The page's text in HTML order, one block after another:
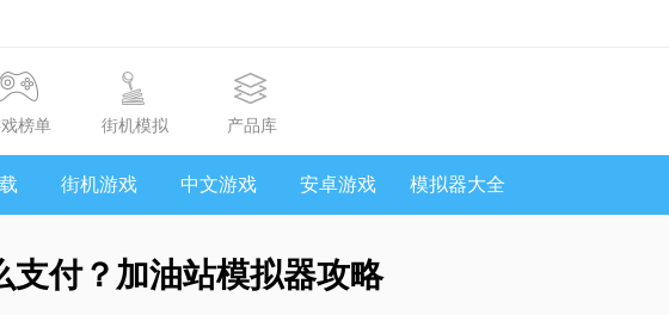
榜单 街机模拟 产品库
街机游戏 中文游戏 安卓游戏 模拟器大全
支付？​加油站模拟器攻略